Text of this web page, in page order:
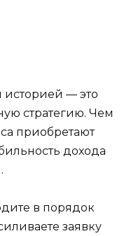
историей — это
стратегию. Чем
приобретают
дохода
в порядок
заявку